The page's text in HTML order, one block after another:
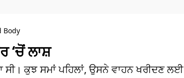
Body
‘ਚੋਂ ਲਾਸ਼
ਕੁਝ ਸਮਾਂ ਪਹਿਲਾਂ, ਉਸਨੇ ਵਾਹਨ ਖਰੀਦਣ ਲਈ